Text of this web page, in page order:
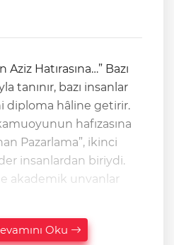
Hatırasına…” Bazı
tanınır, bazı insanlar
diploma hâline getirir.
hafızasına
Pazarlama”, ikinci
insanlardan biriydi.
akademik unvanlar
Oku